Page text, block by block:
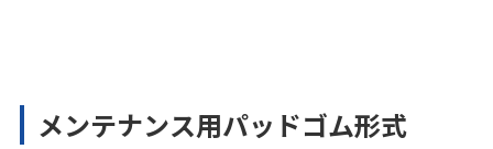
メンテナンス用パッドゴム形式